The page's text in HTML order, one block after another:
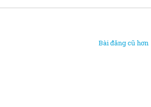
Bài đăng cũ hơn